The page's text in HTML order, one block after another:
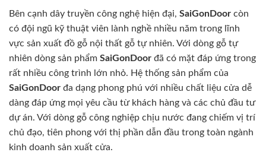
Bên cạnh dây truyền công nghệ hiện đại, SaiGonDoor còn
có đội ngũ kỹ thuật viên lành nghề nhiều năm trong lĩnh
vực sản xuất đồ gỗ nội thất gỗ tự nhiên. Với dòng gỗ tự
nhiên dòng sản phẩm SaiGonDoor đã có mặt đáp ứng trong
rất nhiều công trình lớn nhỏ. Hệ thống sản phẩm của
SaiGonDoor đa dạng phong phú với nhiều chất liệu cửa dễ
dàng đáp ứng mọi yêu cầu từ khách hàng và các chủ đầu tư
dự án. Với dòng gỗ công nghiệp chịu nước đang chiếm vị trí
chủ đạo, tiên phong với thị phần dẫn đầu trong toàn ngành
kinh doanh sản xuất cửa.